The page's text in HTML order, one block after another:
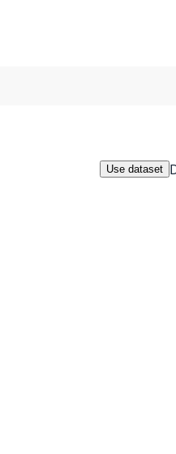
Use dataset